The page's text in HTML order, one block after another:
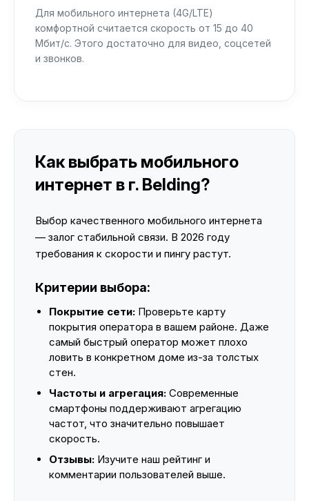
Для мобильного интернета (4G/LTE)
комфортной считается скорость от 15 до 40
Мбит/с. Этого достаточно для видео, соцсетей
и звонков.
Как выбрать мобильного
интернет в г. Belding?
Выбор качественного мобильного интернета
— залог стабильной связи. В 2026 году
требования к скорости и пингу растут.
Критерии выбора:
Покрытие сети: Проверьте карту
покрытия оператора в вашем районе. Даже
самый быстрый оператор может плохо
ловить в конкретном доме из-за толстых
стен.
Частоты и агрегация: Современные
смартфоны поддерживают агрегацию
частот, что значительно повышает
скорость.
Отзывы: Изучите наш рейтинг и
комментарии пользователей выше.